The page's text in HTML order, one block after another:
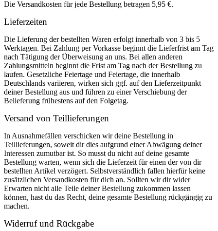
Die Versandkosten für jede Bestellung betragen 5,95 €.
Lieferzeiten
Die Lieferung der bestellten Waren erfolgt innerhalb von 3 bis 5
Werktagen. Bei Zahlung per Vorkasse beginnt die Lieferfrist am Tag
nach Tätigung der Überweisung an uns. Bei allen anderen
Zahlungsmitteln beginnt die Frist am Tag nach der Bestellung zu
laufen. Gesetzliche Feiertage und Feiertage, die innerhalb
Deutschlands variieren, wirken sich ggf. auf den Lieferzeitpunkt
deiner Bestellung aus und führen zu einer Verschiebung der
Belieferung frühestens auf den Folgetag.
Versand von Teillieferungen
In Ausnahmefällen verschicken wir deine Bestellung in
Teillieferungen, soweit dir dies aufgrund einer Abwägung deiner
Interessen zumutbar ist. So musst du nicht auf deine gesamte
Bestellung warten, wenn sich die Lieferzeit für einen der von dir
bestellten Artikel verzögert. Selbstverständlich fallen hierfür keine
zusätzlichen Versandkosten für dich an. Sollten wir dir wider
Erwarten nicht alle Teile deiner Bestellung zukommen lassen
können, hast du das Recht, deine gesamte Bestellung rückgängig zu
machen.
Widerruf und Rückgabe